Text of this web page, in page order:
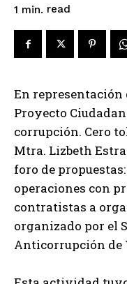
1 min. read
En representación
Proyecto
corrupción. Cero
Mtra. Lizbeth
foro de
operaciones con
contratistas a
organizado por el
Anticorrupción de